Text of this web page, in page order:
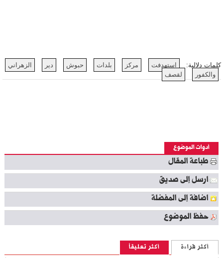
كلمات دلالية: استهدفت مركز بلدات حبوش دير
الزهراني
والكفور
لقصف
أدوات الموضوع
طباعة المقال
ارسل إلى صديق
اضافة إلى المفضلة
حفظ الموضوع
أكثر قراءة أكثر تعليقاً